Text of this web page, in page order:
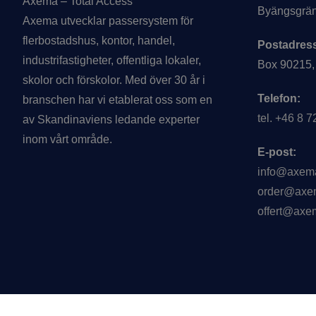
Axema utvecklar passersystem för
flerbostadshus, kontor, handel,
industrifastigheter, offentliga lokaler,
skolor och förskolor. Med över 30 år i
branschen har vi etablerat oss som en
av Skandinaviens ledande experter
inom vårt område.
Box
Telefon:
tel. +46 8
E-post: